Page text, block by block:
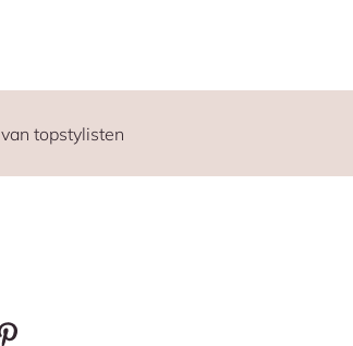
van topstylisten